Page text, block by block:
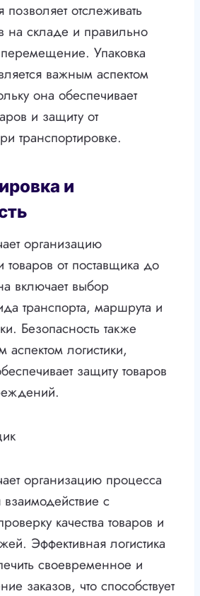
отслеживать
на складе и правильно
Упаковка
важным аспектом
она обеспечивает
и защиту от
транспортировке.
и
организацию
товаров от поставщика до
включает выбор
транспорта, маршрута и
Безопасность также
аспектом логистики,
защиту товаров
организацию процесса
с
качества товаров и
Эффективная логистика
своевременное и
заказов, что способствует